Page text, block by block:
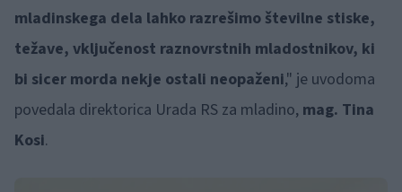
mladinskega dela lahko razrešimo številne stiske,
težave, vključenost raznovrstnih mladostnikov, ki
bi sicer morda nekje ostali neopaženi," je uvodoma
povedala direktorica Urada RS za mladino, mag. Tina
Kosi.